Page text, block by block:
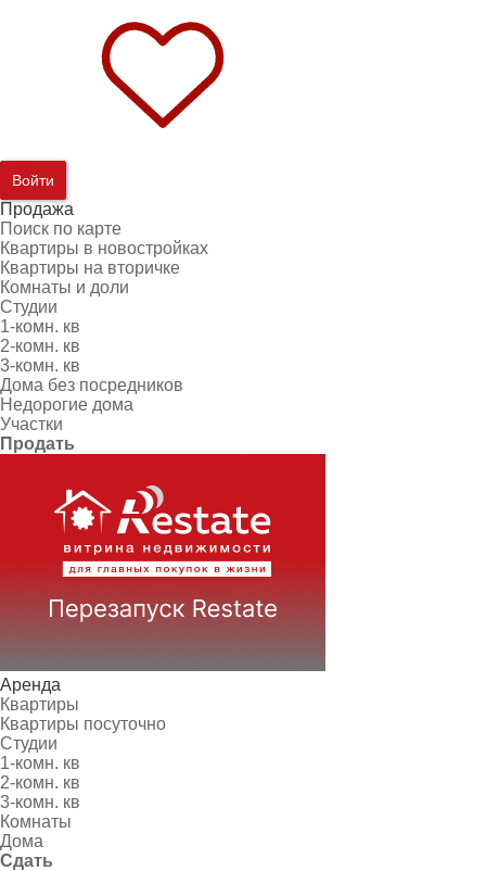
Войти
Продажа
Поиск по карте
Квартиры в новостройках
Квартиры на вторичке
Комнаты и доли
Студии
1-комн. кв
2-комн. кв
3-комн. кв
Дома без посредников
Недорогие дома
Участки
Продать
Аренда
Квартиры
Квартиры посуточно
Студии
1-комн. кв
2-комн. кв
3-комн. кв
Комнаты
Дома
Сдать